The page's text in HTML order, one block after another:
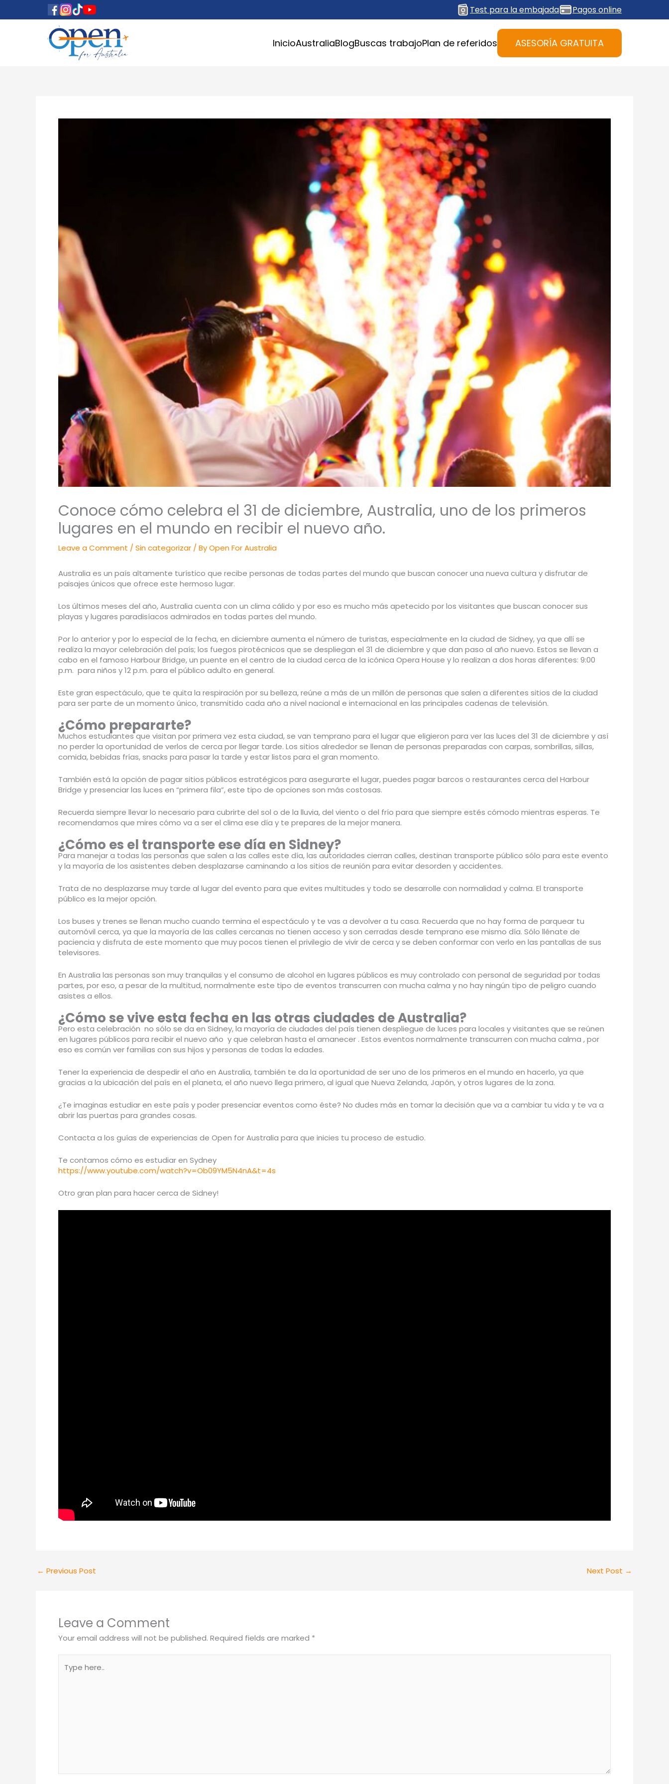
Test para la embajada Pagos online
InicioAustraliaBlogBuscas trabajoPlan de referidos ASESORÍA GRATUITA
Conoce cómo celebra el 31 de diciembre, Australia, uno de los primeros
lugares en el mundo en recibir el nuevo año.
Leave a Comment / Sin categorizar / ByOpen For Australia
Australia es un país altamente turístico que recibe personas de todas partes del mundo que buscan conocer una nueva cultura y disfrutar de
paisajes únicos que ofrece este hermoso lugar.
Los últimos meses del año, Australia cuenta con un clima cálido y por eso es mucho más apetecido por los visitantes que buscan conocer sus
playas y lugares paradisíacos admirados en todas partes del mundo.
Por lo anterior y por lo especial de la fecha, en diciembre aumenta el número de turistas, especialmente en la ciudad de Sidney, ya que allí se
realiza la mayor celebración del país; los fuegos pirotécnicos que se despliegan el 31 de diciembre y que dan paso al año nuevo. Estos se llevan a
cabo en el famoso Harbour Bridge, un puente en el centro de la ciudad cerca de la icónica Opera House y lo realizan a dos horas diferentes: 9:00
p.m. para niños y 12 p.m. para el público adulto en general.
Este gran espectáculo, que te quita la respiración por su belleza, reúne a más de un millón de personas que salen a diferentes sitios de la ciudad
para ser parte de un momento único, transmitido cada año a nivel nacional e internacional en las principales cadenas de televisión.
¿Cómo prepararte?
Muchos estudiantes que visitan por primera vez esta ciudad, se van temprano para el lugar que eligieron para ver las luces del 31 de diciembre y así
no perder la oportunidad de verlos de cerca por llegar tarde. Los sitios alrededor se llenan de personas preparadas con carpas, sombrillas, sillas,
comida, bebidas frías, snacks para pasar la tarde y estar listos para el gran momento.
También está la opción de pagar sitios públicos estratégicos para asegurarte el lugar, puedes pagar barcos o restaurantes cerca del Harbour
Bridge y presenciar las luces en “primera fila”, este tipo de opciones son más costosas.
Recuerda siempre llevar lo necesario para cubrirte del sol o de la lluvia, del viento o del frío para que siempre estés cómodo mientras esperas. Te
recomendamos que mires cómo va a ser el clima ese día y te prepares de la mejor manera.
¿Cómo es el transporte ese día en Sidney?
Para manejar a todas las personas que salen a las calles este día, las autoridades cierran calles, destinan transporte público sólo para este evento
y la mayoría de los asistentes deben desplazarse caminando a los sitios de reunión para evitar desorden y accidentes.
Trata de no desplazarse muy tarde al lugar del evento para que evites multitudes y todo se desarrolle con normalidad y calma. El transporte
público es la mejor opción.
Los buses y trenes se llenan mucho cuando termina el espectáculo y te vas a devolver a tu casa. Recuerda que no hay forma de parquear tu
automóvil cerca, ya que la mayoría de las calles cercanas no tienen acceso y son cerradas desde temprano ese mismo día. Sólo llénate de
paciencia y disfruta de este momento que muy pocos tienen el privilegio de vivir de cerca y se deben conformar con verlo en las pantallas de sus
televisores.
En Australia las personas son muy tranquilas y el consumo de alcohol en lugares públicos es muy controlado con personal de seguridad por todas
partes, por eso, a pesar de la multitud, normalmente este tipo de eventos transcurren con mucha calma y no hay ningún tipo de peligro cuando
asistes a ellos.
¿Cómo se vive esta fecha en las otras ciudades de Australia?
Pero esta celebración no sólo se da en Sidney, la mayoría de ciudades del país tienen despliegue de luces para locales y visitantes que se reúnen
en lugares públicos para recibir el nuevo año y que celebran hasta el amanecer . Estos eventos normalmente transcurren con mucha calma , por
eso es común ver familias con sus hijos y personas de todas la edades.
Tener la experiencia de despedir el año en Australia, también te da la oportunidad de ser uno de los primeros en el mundo en hacerlo, ya que
gracias a la ubicación del país en el planeta, el año nuevo llega primero, al igual que Nueva Zelanda, Japón, y otros lugares de la zona.
¿Te imaginas estudiar en este país y poder presenciar eventos como éste? No dudes más en tomar la decisión que va a cambiar tu vida y te va a
abrir las puertas para grandes cosas.
Contacta a los guías de experiencias de Open for Australia para que inicies tu proceso de estudio.
Te contamos cómo es estudiar en Sydney
https://www.youtube.com/watch?v=Ob09YM5N4nA&t=4s
Otro gran plan para hacer cerca de Sidney!
← Previous Post Next Post →
Leave a Comment
Your email address will not be published. Required fields are marked *
here..